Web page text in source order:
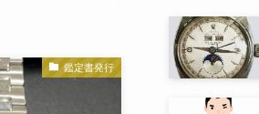
鑑定書発行